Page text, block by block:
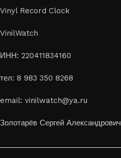
Vinyl Record Clock
VinilWatch
ИНН: 220411834160
тел: 8 983 350 8268
email: vinilwatch@ya.ru
Золотарёв Сергей Александрович